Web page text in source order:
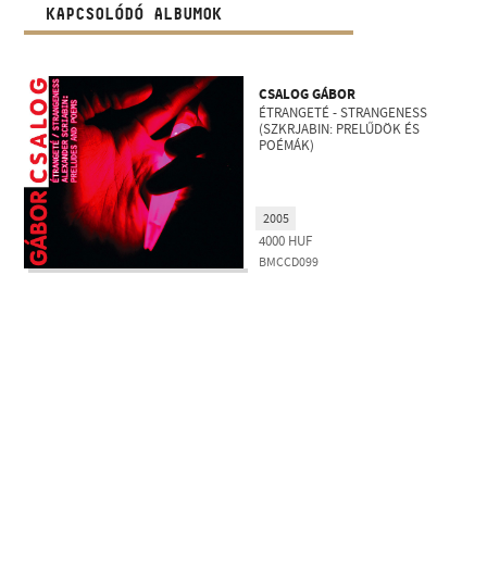
KAPCSOLÓDÓ ALBUMOK
CSALOG GÁBOR
ÉTRANGETÉ - STRANGENESS
(SZKRJABIN: PRELŰDÖK ÉS
POÉMÁK)
4000 HUF
BMCCD099
2005